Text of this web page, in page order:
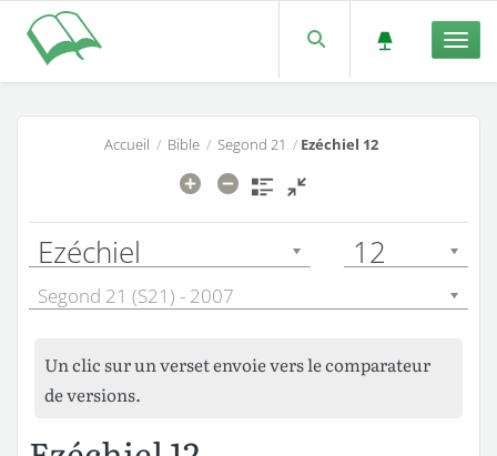
Accueil / Bible/ Segond 21 / Ezéchiel 12
Ezéchiel 12
Segond 21 (S21) - 2007
Un clic sur un verset envoie vers le comparateur
de versions.